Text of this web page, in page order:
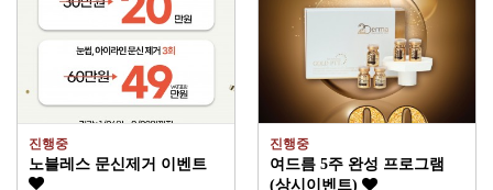
진행중
노블레스 문신제거 이벤트
진행중
여드름 5주 완성 프로그램
(상시이벤트)